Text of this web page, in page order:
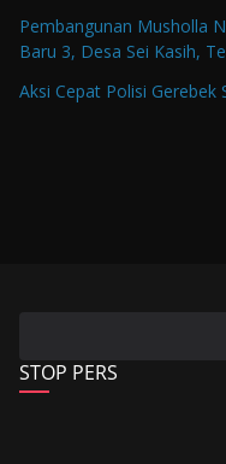
Pembangunan Musholla
Baru 3, Desa Sei Kasih,
Aksi Cepat Polisi Gerebek
STOP PERS